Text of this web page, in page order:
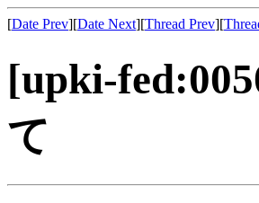
[Date Prev][Date Next][Thread Prev][
[upki-
て